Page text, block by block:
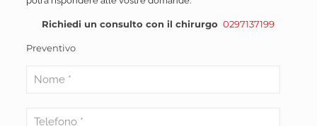
Richiedi un consulto con il chirurgo 0297137199
Preventivo